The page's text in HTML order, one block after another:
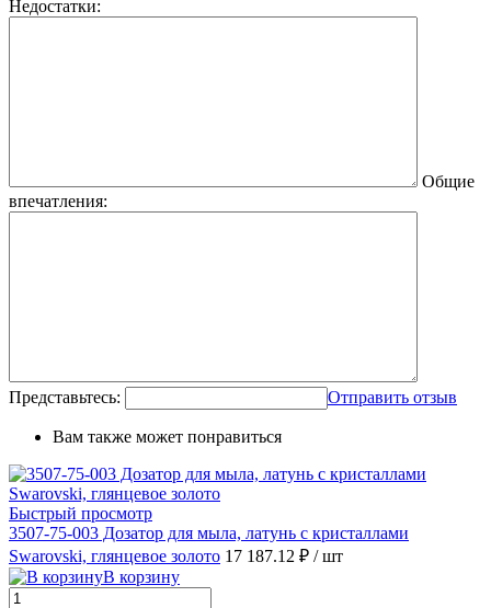
Недостатки:
Общие
впечатления:
Представьтесь: Отправить отзыв
Вам также может понравиться
Быстрый просмотр
3507-75-003 Дозатор для мыла, латунь с кристаллами
Swarovski, глянцевое золото 17 187.12 ₽ / шт
В корзину